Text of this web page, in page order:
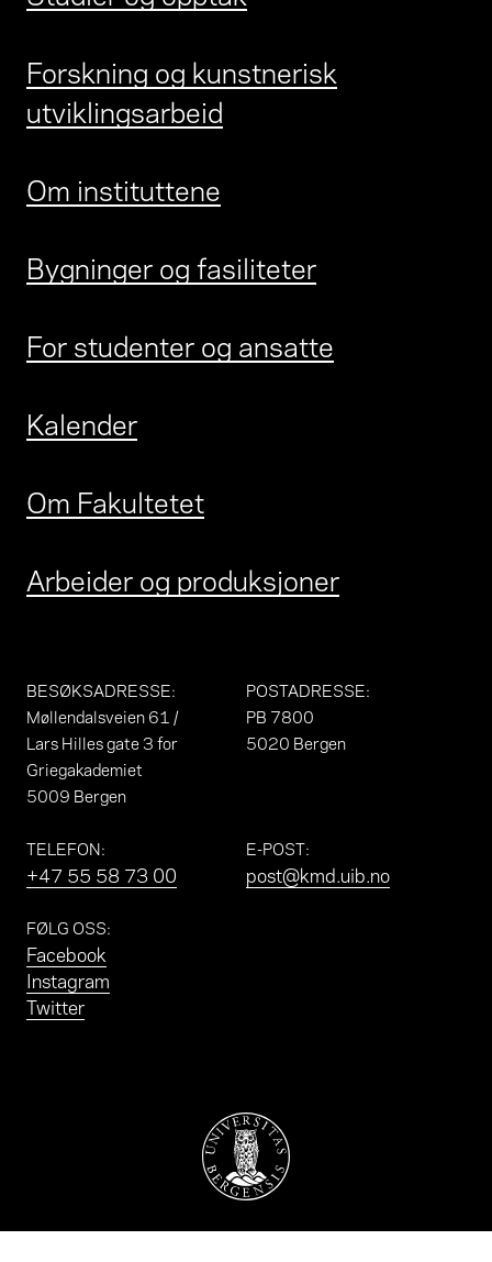
BESØKSADRESSE:
Møllendalsveien 61 /
Lars Hilles gate 3 for
Griegakademiet
5009 Bergen
POSTADRESSE:
PB 7800
5020 Bergen
TELEFON:
+47 55 58 73 00
E-POST:
post@kmd.uib.no
FØLG OSS:
Facebook
Instagram
Twitter
Forskning og kunstnerisk
utviklingsarbeid
Om instituttene
Bygninger og fasiliteter
For studenter og ansatte
Kalender
Om Fakultetet
Arbeider og produksjoner